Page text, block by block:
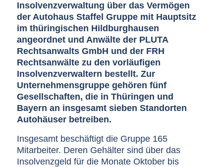
Insolvenzverwaltung über das Vermögen
der Autohaus Staffel Gruppe mit Hauptsitz
im thüringischen Hildburghausen
angeordnet und Anwälte der PLUTA
Rechtsanwalts GmbH und der FRH
Rechtsanwälte zu den vorläufigen
Insolvenzverwaltern bestellt. Zur
Unternehmensgruppe gehören fünf
Gesellschaften, die in Thüringen und
Bayern an insgesamt sieben Standorten
Autohäuser betreiben.
Insgesamt beschäftigt die Gruppe 165
Mitarbeiter. Deren Gehälter sind über das
Insolvenzgeld für die Monate Oktober bis